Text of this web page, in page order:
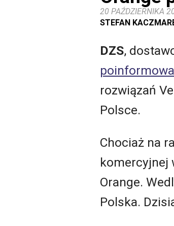
20 PAŹDZIERNIKA
STEFAN
DZS,
rozwiązań
Polsce.
Chociaż na
komercyjnej
Orange.
Polska.